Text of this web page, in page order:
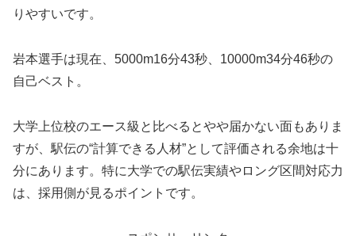
りやすいです。
岩本選手は現在、5000m16分43秒、10000m34分46秒の
自己ベスト。
大学上位校のエース級と比べるとやや届かない面もありま
すが、駅伝の“計算できる人材”として評価される余地は十
分にあります。特に大学での駅伝実績やロング区間対応力
は、採用側が見るポイントです。